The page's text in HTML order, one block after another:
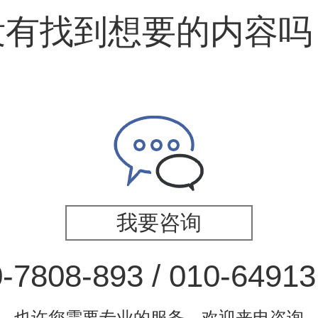
找到想要的内容吗
我要咨询
7808-893 / 010-